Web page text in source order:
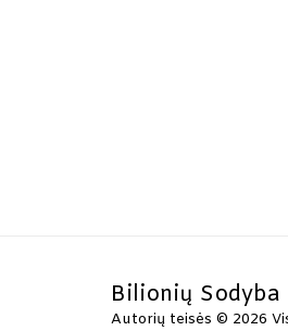
Bilionių Sodyba
Autorių teisės © 2026